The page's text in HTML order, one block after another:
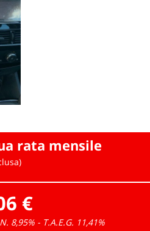
rata mensile
€
8,95% - T.A.E.G. 11,41%